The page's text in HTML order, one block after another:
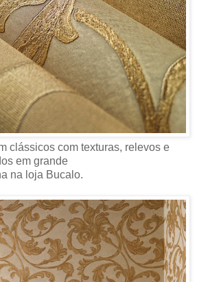
clássicos com texturas, relevos e
em grande
na loja Bucalo.